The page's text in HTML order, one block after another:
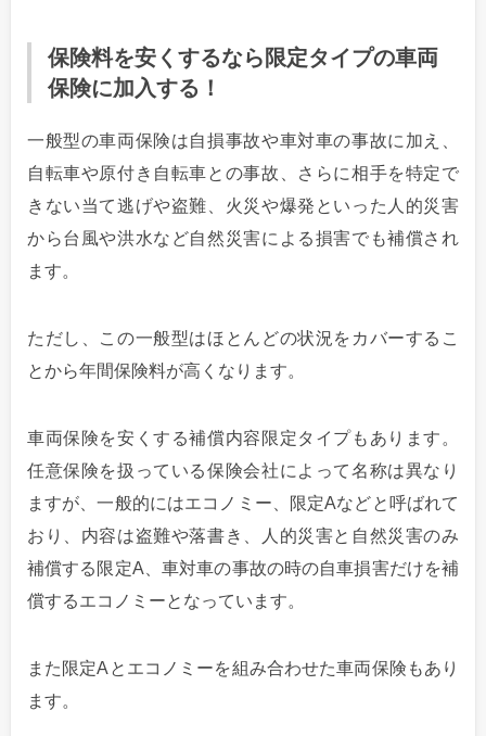
保険料を安くするなら限定タイプの車両
保険に加入する！
一般型の車両保険は自損事故や車対車の事故に加え、
自転車や原付き自転車との事故、さらに相手を特定で
きない当て逃げや盗難、火災や爆発といった人的災害
から台風や洪水など自然災害による損害でも補償され
ます。
ただし、この一般型はほとんどの状況をカバーするこ
とから年間保険料が高くなります。
車両保険を安くする補償内容限定タイプもあります。
任意保険を扱っている保険会社によって名称は異なり
ますが、一般的にはエコノミー、限定Aなどと呼ばれて
おり、内容は盗難や落書き、人的災害と自然災害のみ
補償する限定A、車対車の事故の時の自車損害だけを補
償するエコノミーとなっています。
また限定Aとエコノミーを組み合わせた車両保険もあり
ます。